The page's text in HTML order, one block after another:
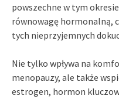
powszechne w tym
równowagę hormonalną,
tych nieprzyjemnych
Nie tylko wpływa na
menopauzy, ale także
estrogen, hormon